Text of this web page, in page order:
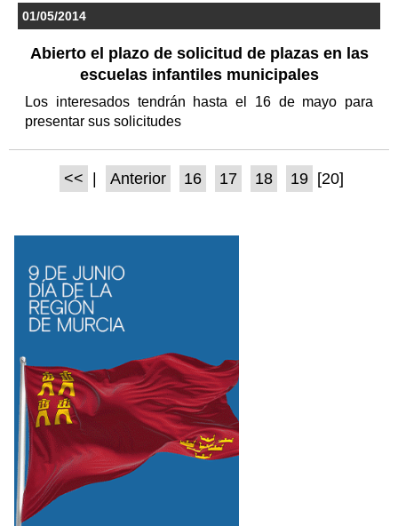
01/05/2014
Abierto el plazo de solicitud de plazas en las
escuelas infantiles municipales
Los interesados tendrán hasta el 16 de mayo para
presentar sus solicitudes
<< | Anterior 16 17 18 19 [20]